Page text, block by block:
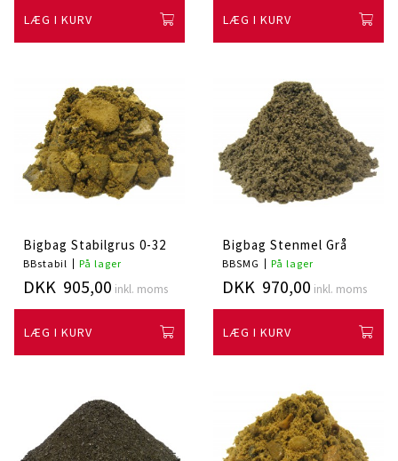
LÆG I KURV LÆG I KURV
Bigbag Stabilgrus 0-32
BBstabil På lager
DKK 905,00 inkl. moms
LÆG I KURV
Bigbag Stenmel Grå
BBSMG På lager
DKK 970,00 inkl. moms
LÆG I KURV